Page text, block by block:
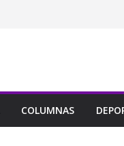
COLUMNAS